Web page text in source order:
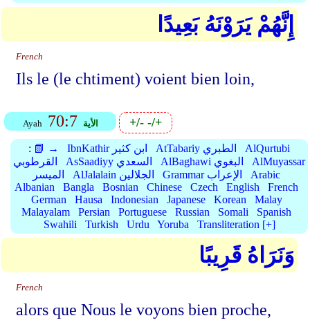
إِنَّهُمْ يَرَوْنَهُ بَعِيدًا
French
Ils le (le chtiment) voient bien loin,
Ayah 70:7 الأية +/--/+
: 📗 → IbnKathir ابن كثير AtTabariy الطبري
AlQurtubi
القرطوبي
AsSaadiyy السعدي AlBaghawi البغوي
AlMuyassar
الميسر
AlJalalain الجلالين Grammar الإعراب
Arabic
Albanian
Bangla Bosnian Chinese Czech English
French
German
Hausa Indonesian Japanese Korean
Malay
Malayalam
Persian Portuguese Russian Somali
Spanish
Swahili
Turkish Urdu Yoruba Transliteration [+]
وَنَرَاهُ قَرِيبًا
French
alors que Nous le voyons bien proche,